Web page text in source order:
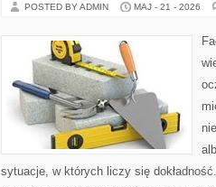
POSTED BY ADMIN MAJ - 21 - 2026
sytuacje, w których liczy się